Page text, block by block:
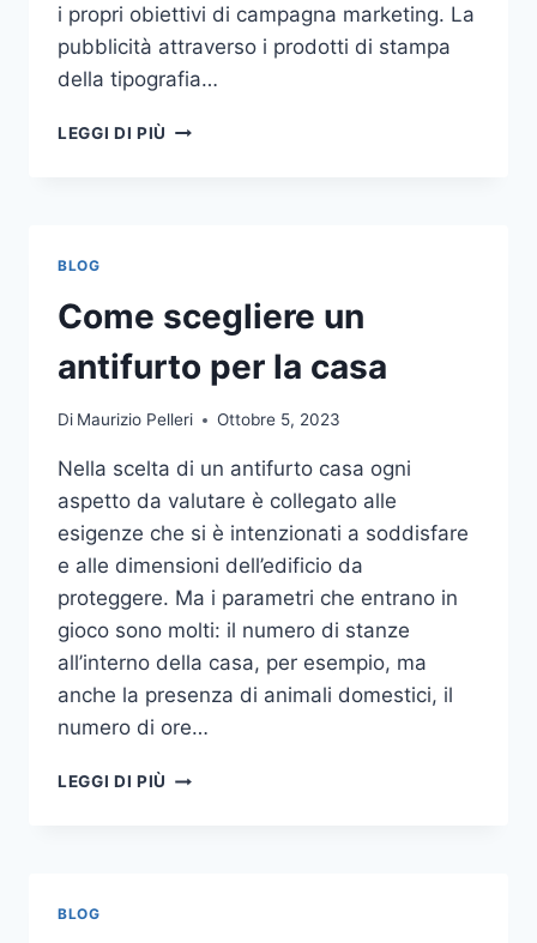
i propri obiettivi di campagna marketing. La
pubblicità attraverso i prodotti di stampa
della tipografia…
LEGGI DI PIÙ VUOI
A
UNA
TIPOGRAFIA
ECCO
SCEGLIERE
BLOG
Come scegliere un
antifurto per la casa
Di Maurizio Pelleri Ottobre 5, 2023
Nella scelta di un antifurto casa ogni
aspetto da valutare è collegato alle
esigenze che si è intenzionati a soddisfare
e alle dimensioni dell’edificio da
proteggere. Ma i parametri che entrano in
gioco sono molti: il numero di stanze
all’interno della casa, per esempio, ma
anche la presenza di animali domestici, il
numero di ore…
LEGGI DI PIÙ COME
BLOG